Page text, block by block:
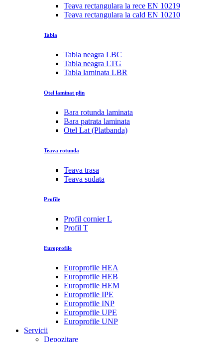
Teava rectangulara la rece EN 10219
Teava rectangulara la cald EN 10210
Tabla
Tabla neagra LBC
Tabla neagra LTG
Tabla laminata LBR
Otel laminat plin
Bara rotunda laminata
Bara patrata laminata
Otel Lat (Platbanda)
Teava rotunda
Teava trasa
Teava sudata
Profile
Profil cornier L
Profil T
Europrofile
Europrofile HEA
Europrofile HEB
Europrofile HEM
Europrofile IPE
Europrofile INP
Europrofile UPE
Europrofile UNP
Servicii
Depozitare